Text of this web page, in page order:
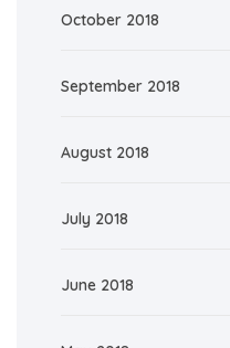
October 2018
September 2018
August 2018
July 2018
June 2018